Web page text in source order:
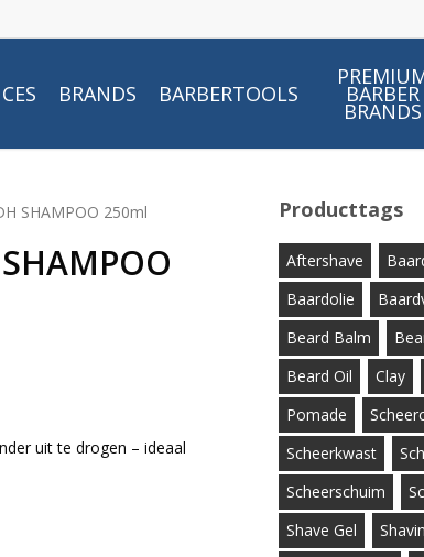
BRANDS BARBERTOOLS BARBER
BRANDS
SHAMPOO 250ml
uit te drogen – ideaal
Producttags
Aftershave
Baardolie
Beard Balm
Beard Oil
Clay
Pomade
Scheerkwast
Scheerschuim
Shave Gel